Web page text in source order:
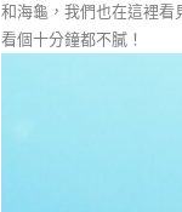
和海龜，我們也在這裡看
看個十分鐘都不膩！